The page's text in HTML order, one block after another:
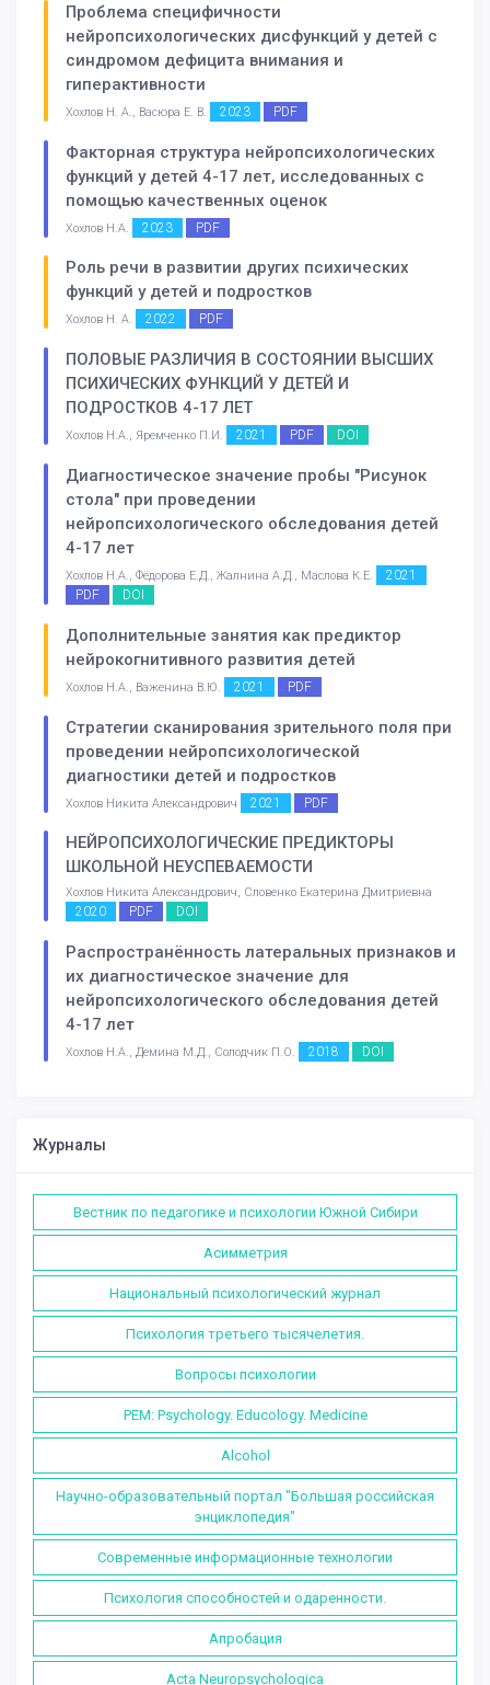
Проблема специфичности
нейропсихологических дисфункций у детей с
синдромом дефицита внимания и
гиперактивности
Хохлов Н. А., Васюра Е. В. 2023 PDF
Факторная структура нейропсихологических
функций у детей 4-17 лет, исследованных с
помощью качественных оценок
Хохлов Н.А. 2023 PDF
Роль речи в развитии других психических
функций у детей и подростков
Хохлов Н. А. 2022 PDF
ПОЛОВЫЕ РАЗЛИЧИЯ В СОСТОЯНИИ ВЫСШИХ
ПСИХИЧЕСКИХ ФУНКЦИЙ У ДЕТЕЙ И
ПОДРОСТКОВ 4-17 ЛЕТ
Хохлов Н.А., Яремченко П.И. 2021 PDF DOI
Диагностическое значение пробы "Рисунок
стола" при проведении
нейропсихологического обследования детей
4-17 лет
Хохлов Н.А., Фёдорова Е.Д., Жалнина А.Д., Маслова К.Е.
2021
PDF
DOI
Дополнительные занятия как предиктор
нейрокогнитивного развития детей
Хохлов Н.А., Важенина В.Ю. 2021 PDF
Стратегии сканирования зрительного поля при
проведении нейропсихологической
диагностики детей и подростков
Хохлов Никита Александрович 2021 PDF
НЕЙРОПСИХОЛОГИЧЕСКИЕ ПРЕДИКТОРЫ
ШКОЛЬНОЙ НЕУСПЕВАЕМОСТИ
Хохлов Никита Александрович, Словенко Екатерина Дмитриевна
2020 PDF DOI
Распространённость латеральных признаков и
их диагностическое значение для
нейропсихологического обследования детей
4-17 лет
Хохлов Н.А., Демина М.Д., Солодчик П.О. 2018 DOI
Журналы
Вестник по педагогике и психологии Южной Сибири
Асимметрия
Национальный психологический журнал
Психология третьего тысячелетия.
Вопросы психологии
PEM: Psychology. Educology. Medicine
Alcohol
Научно-образовательный портал "Большая российская
энциклопедия"
Современные информационные технологии
Психология способностей и одаренности.
Апробация
Acta Neuropsychologica